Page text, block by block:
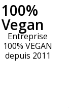
100%
Vegan
Entreprise
100% VEGAN
depuis 2011